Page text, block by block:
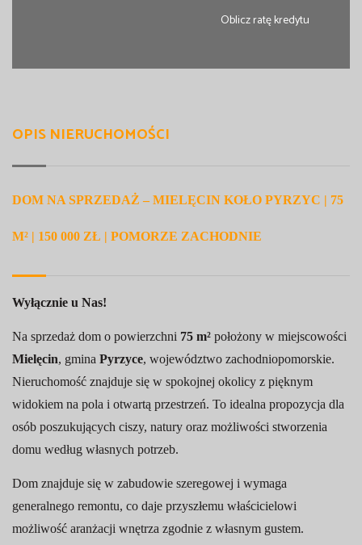
Oblicz ratę kredytu
OPIS NIERUCHOMOŚCI
DOM NA SPRZEDAŻ – MIELĘCIN KOŁO PYRZYC | 75
M² | 150 000 ZŁ | POMORZE ZACHODNIE
Wyłącznie u Nas!
Na sprzedaż dom o powierzchni 75 m² położony w miejscowości
Mielęcin, gmina Pyrzyce, województwo zachodniopomorskie.
Nieruchomość znajduje się w spokojnej okolicy z pięknym
widokiem na pola i otwartą przestrzeń. To idealna propozycja dla
osób poszukujących ciszy, natury oraz możliwości stworzenia
domu według własnych potrzeb.
Dom znajduje się w zabudowie szeregowej i wymaga
generalnego remontu, co daje przyszłemu właścicielowi
możliwość aranżacji wnętrza zgodnie z własnym gustem.